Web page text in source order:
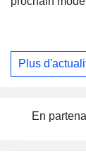
Plus
En